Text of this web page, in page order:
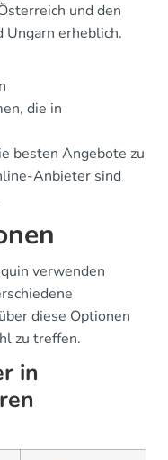
und den
Ungarn erheblich.
die in
besten Angebote zu
Anbieter sind
verwenden
diese Optionen
zu treffen.
in